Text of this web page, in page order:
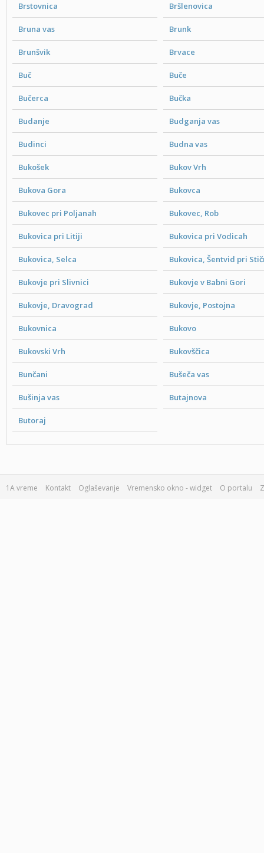
Brstovnica Bršlenovica
Bruna vas Brunk
Brunšvik Brvace
Buč Buče
Bučerca Bučka
Budanje Budganja vas
Budinci Budna vas
Bukošek Bukov Vrh
Bukova Gora Bukovca
Bukovec pri Poljanah Bukovec, Rob
Bukovica pri Litiji Bukovica pri Vodicah
Bukovica, Selca Bukovica, Šentvid pri
Bukovje pri Slivnici Bukovje v Babni Gori
Bukovje, Dravograd Bukovje, Postojna
Bukovnica Bukovo
Bukovski Vrh Bukovščica
Bunčani Bušeča vas
Bušinja vas Butajnova
Butoraj
1A vreme Kontakt Oglaševanje Vremensko okno - widget O portalu